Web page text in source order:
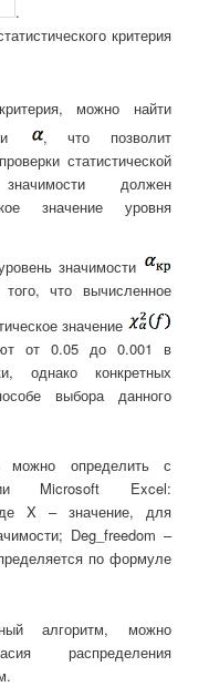
.
критерия
можно найти
, что позволит
статистической
значимости должен
значение уровня
значимости
того, что вычисленное
значение
от 0.05 до 0.001 в
однако конкретных
выбора данного
можно определить с
Microsoft Excel:
X – значение, для
Deg_freedom –
по формуле
алгоритм, можно
распределения